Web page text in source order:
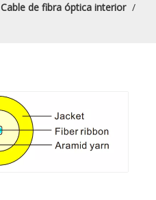
Cable de fibra óptica interior /